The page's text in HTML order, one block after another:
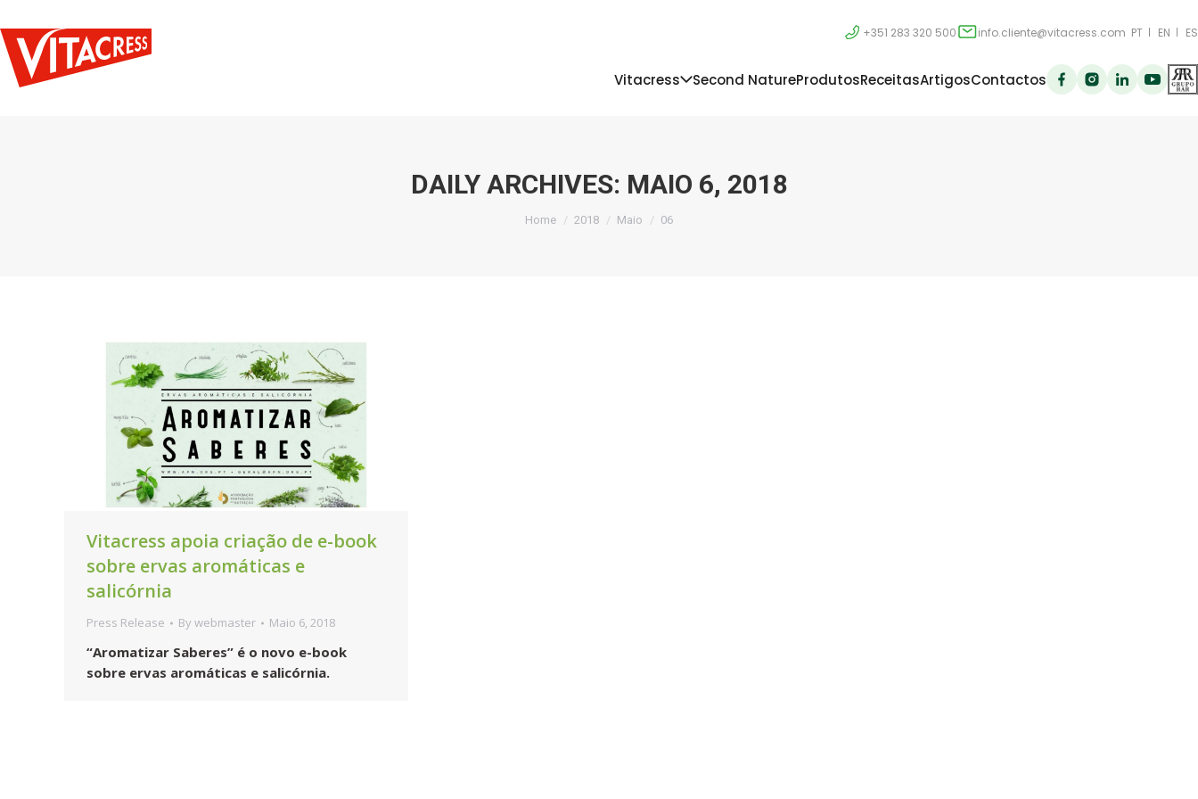
+351 283 320 500 info.cliente@vitacress.com PT EN ES
Vitacress Second NatureProdutosReceitasArtigosContactos
DAILY ARCHIVES: MAIO 6, 2018
You are here:
Home 2018 Maio 06
Vitacress apoia criação de e-book
sobre ervas aromáticas e
salicórnia
Press Release By webmaster Maio 6, 2018
“Aromatizar Saberes” é o novo e-book
sobre ervas aromáticas e salicórnia.